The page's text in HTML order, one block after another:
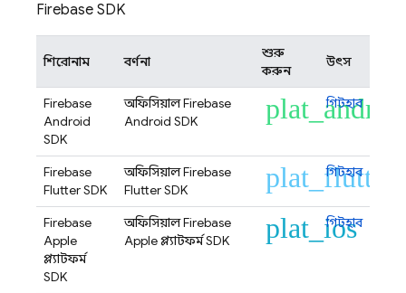
Firebase SDK
শিরোনাম বর্ণনা
শুরু
করুন
উৎস
Firebase
Android
SDK
অফিসিয়াল Firebase
Android SDK
গিটহাব
Firebase
Flutter SDK
অফিসিয়াল Firebase
Flutter SDK
plat_flutter
গিটহাব
Firebase
Apple
প্ল্যাটফর্ম
SDK
অফিসিয়াল Firebase
Apple প্ল্যাটফর্ম SDK
plat_ios
গিটহাব